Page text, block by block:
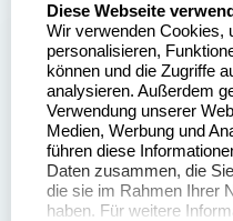
Dateivorgaben
Fragen & Antworten
Datenschutzerklärung
Widerrufsrecht
Diese Webseite
Wir verwenden Cookies,
personalisieren,
können und die Zugriffe
analysieren. Außerdem
Verwendung unserer
Medien, Werbung und
führen diese
Daten zusammen, die
die sie im Rahmen Ihrer
haben. Für weitere